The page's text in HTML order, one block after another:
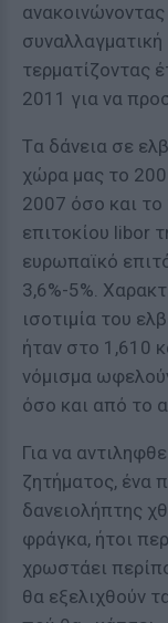
ανακοινώνοντας
τερματίζοντας
2011 για να
Tα δάνεια σε
χώρα μας το
2007 όσο και
επιτοκίου libor
ευρωπαϊκό
3,6%-5%.
ισοτιμία του
ήταν στο 1,610
νόμισμα
όσο και από το
Για να
ζητήματος, ένα
δανειολήπτης
φράγκα, ήτοι
χρωστάει
θα εξελιχθούν